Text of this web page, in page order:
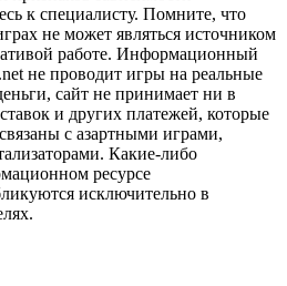
к специалисту. Помните, что
не может являться источником
работе. Информационный
не проводит игры на реальные
сайт не принимает ни в
и других платежей, которые
с азартными играми,
Какие-либо
ресурсе
исключительно в